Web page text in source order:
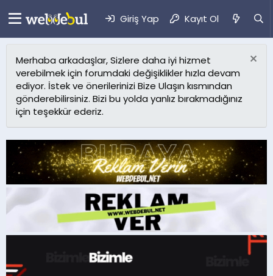
Giriş Yap Kayıt Ol
Merhaba arkadaşlar, Sizlere daha iyi hizmet
verebilmek için forumdaki değişiklikler hızla devam
ediyor. İstek ve önerilerinizi Bize Ulaşın kısmından
gönderebilirsiniz. Bizi bu yolda yanlız bırakmadığınız
için teşekkür ederiz.